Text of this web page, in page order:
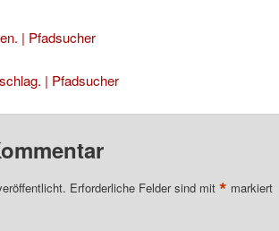
| Pfadsucher
| Pfadsucher
Erforderliche Felder sind mit* markiert